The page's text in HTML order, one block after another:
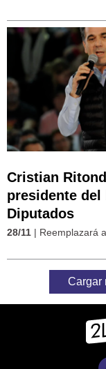
Cristian
presidente del
Diputados
28/11 | Reemplazará
Cargar